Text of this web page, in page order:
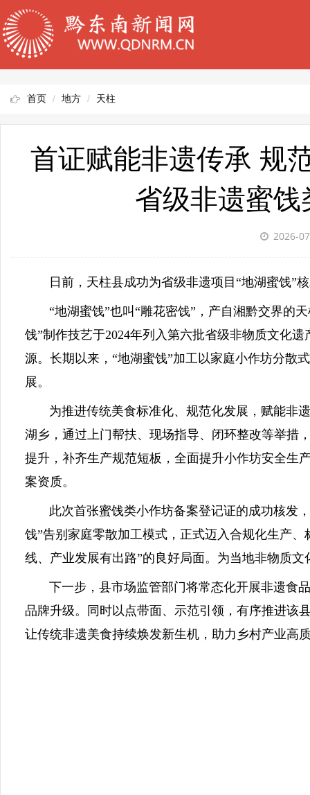
首页 地方 天柱
首证赋能非遗传承 规
省级非遗蜜
2026-
日前，天柱县成功为省级非遗项目“地湖蜜饯”
“地湖蜜饯”也叫“雕花密饯”，产自湘黔交界的
饯”制作技艺于2024年列入第六批省级非物质文化
源。长期以来，“地湖蜜饯”加工以家庭小作坊分散
展。
为推进传统美食标准化、规范化发展，赋能非遗
湖乡，通过上门帮扶、现场指导、闭环整改等举措
提升，补齐生产规范短板，全面提升小作坊安全生
案资质。
此次首张蜜饯类小作坊备案登记证的成功核发，
饯”告别家庭零散加工模式，正式迈入合规化生产
线、产业发展有出路”的良好局面。为当地非物质
下一步，县市场监管部门将常态化开展非遗食品
品牌升级。同时以点带面、示范引领，有序推进该
让传统非遗美食持续焕发新生机，助力乡村产业高